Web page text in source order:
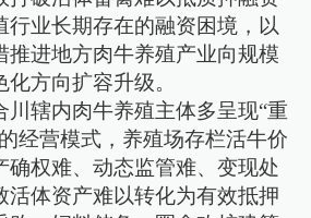
行业长期存在的融资困境，以
推进地方肉牛养殖产业向规模
方向扩容升级。
川辖内肉牛养殖主体多呈现“重
经营模式，养殖场存栏活牛价
确权难、动态监管难、变现处
活体资产难以转化为有效抵押